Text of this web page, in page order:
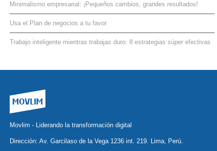
Minimalismo empresarial: ¡Pequeños cambios, grandes resultados!
Usa el Plan de negocios a tu favor
Trabajo inteligente mientras trabajas duro: 8 estrategias súper efectivas
Movlim - Liderando la transformación digital
Dirección: Av. Garcilaso de la Vega 1236 int. 219. Lima, Perú.